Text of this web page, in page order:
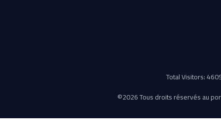
Total Visitors:
©2026 Tous droits réservés au